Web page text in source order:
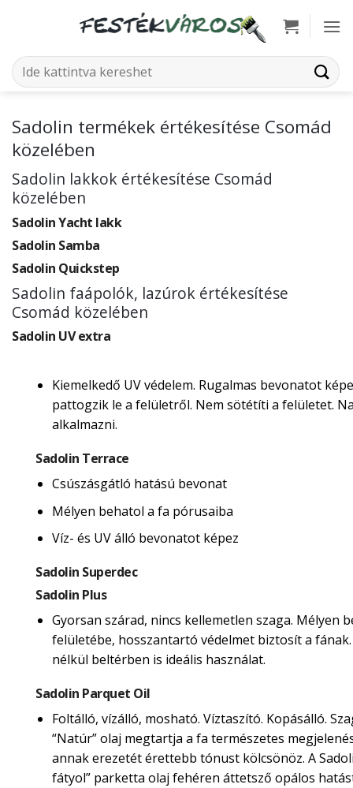
Keresés
a
Sadolin termékek értékesítése Csomád
közelében
Sadolin lakkok értékesítése Csomád
közelében
Sadolin Yacht lakk
Sadolin Samba
Sadolin Quickstep
Sadolin faápolók, lazúrok értékesítése
Csomád közelében
Sadolin UV extra
Kiemelkedő UV védelem. Rugalmas bevonatot
pattogzik le a felületről. Nem sötétíti a felületet.
alkalmazni.
Sadolin Terrace
Csúszásgátló hatású bevonat
Mélyen behatol a fa pórusaiba
Víz- és UV álló bevonatot képez
Sadolin Superdec
Sadolin Plus
Gyorsan szárad, nincs kellemetlen szaga. Mélyen
felületébe, hosszantartó védelmet biztosít a
nélkül beltérben is ideális használat.
Sadolin Parquet Oil
Foltálló, vízálló, mosható. Víztaszító. Kopásálló.
“Natúr” olaj megtartja a fa természetes
annak erezetét érettebb tónust kölcsönöz. A
fátyol” parketta olaj fehéren áttetsző opálos